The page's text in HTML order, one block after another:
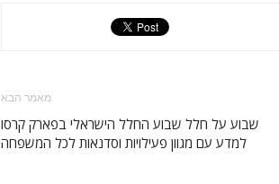
מאמר הבא
שבוע על חלל שבוע החלל הישראלי בפארק קרסו
למדע עם מגוון פעילויות וסדנאות לכל המשפחה